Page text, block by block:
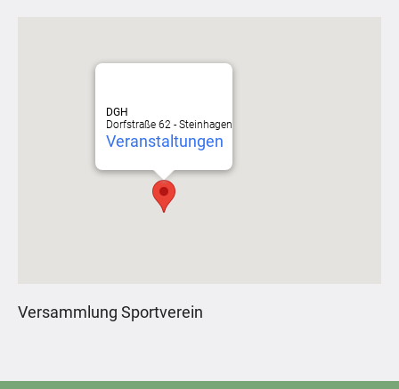
DGH
Dorfstraße 62 - Steinhagen
Veranstaltungen
Versammlung Sportverein